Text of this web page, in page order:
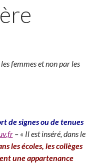
femmes et non par les
de signes ou de tenues
– « Il est inséré, dans le
les écoles, les collèges
une appartenance